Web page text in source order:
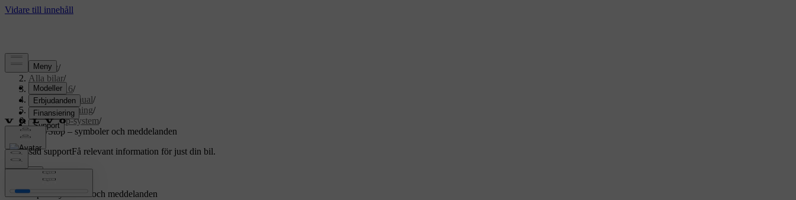
Support/
Alla bilar/
XC70 2016/
Användarmanual/
Start och körning/
Start/stop-system/
Start/Stop – symboler och meddelanden
Anpassad supportFå relevant information för just din bil.
Start/Stop – symboler och meddelanden